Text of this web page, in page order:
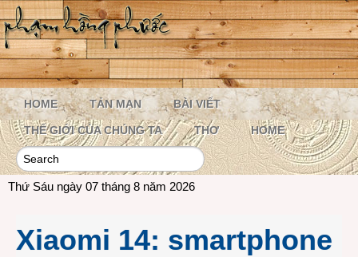
HOME TẢN MẠN BÀI VIẾT
THẾ GIỚI CỦA CHÚNG TA THƠ HOME
Thứ Sáu ngày 07 tháng 8 năm 2026
Xiaomi 14: smartphone